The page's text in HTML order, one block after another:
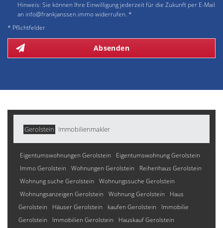
Hinweis: Sie können Ihre Einwilligung jederzeit für die Zukunft per E-Mail
an info@frankjanssen.immo widerrufen. *
* Pflichtfelder
Absenden
Gerolstein Immobilienmakler
Eigentumswohnungen Gerolstein
Eigentumswohnung Gerolstein
Immo Gerolstein
Wohnungen Gerolstein
Reihenhaus Gerolstein
Wohnung suche Gerolstein
Wohnungssuche Gerolstein
Wohnungsanzeigen Gerolstein
Wohnung Gerolstein
Haus
Gerolstein
Häuser Gerolstein kaufen Gerolstein
Immobilie
Gerolstein
Immobilien Gerolstein
Hauskauf Gerolstein